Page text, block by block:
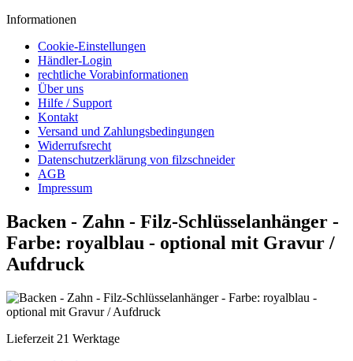
Informationen
Cookie-Einstellungen
Händler-Login
rechtliche Vorabinformationen
Über uns
Hilfe / Support
Kontakt
Versand und Zahlungsbedingungen
Widerrufsrecht
Datenschutzerklärung von filzschneider
AGB
Impressum
Backen - Zahn - Filz-Schlüsselanhänger -
Farbe: royalblau - optional mit Gravur /
Aufdruck
Lieferzeit 21 Werktage